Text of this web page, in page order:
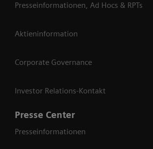
Presseinformationen, Ad Hocs & RPTs
Aktieninformation
Corporate Governance
Investor Relations-Kontakt
Presse Center
Presseinformationen